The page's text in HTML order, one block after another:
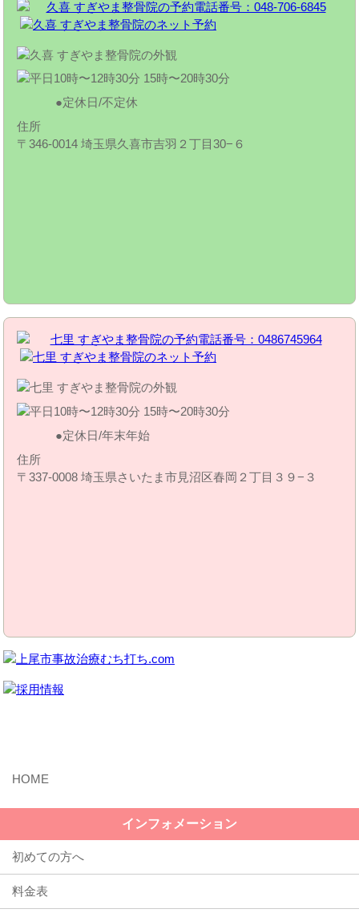
定休日/不定休
住所
〒346-0014 埼玉県久喜市吉羽２丁目30−６
定休日/年末年始
住所
〒337-0008 埼玉県さいたま市見沼区春岡２丁目３９−３
インフォメーション
初めての方へ
料金表